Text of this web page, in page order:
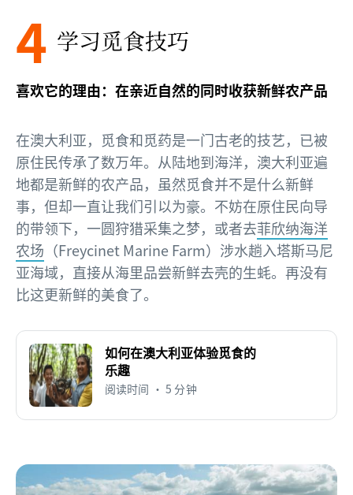
4 学习觅食技巧
喜欢它的理由：在亲近自然的同时收获新鲜农产品
在澳大利亚，觅食和觅药是一门古老的技艺，已被
原住民传承了数万年。从陆地到海洋，澳大利亚遍
地都是新鲜的农产品，虽然觅食并不是什么新鲜
事，但却一直让我们引以为豪。不妨在原住民向导
的带领下，一圆狩猎采集之梦，或者去菲欣纳海洋
农场 （Freycinet Marine Farm）涉水趟入塔斯马尼
亚海域，直接从海里品尝新鲜去壳的生蚝。再没有
比这更新鲜的美食了。
如何在澳大利亚体验觅食的
乐趣
阅读时间 • 5 分钟